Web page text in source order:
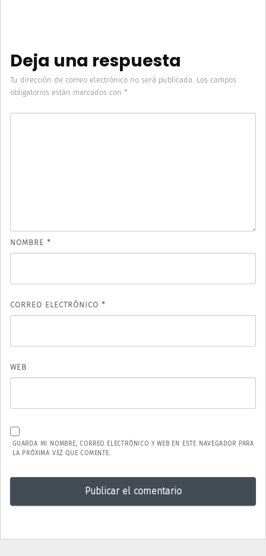
Deja una respuesta
Tu dirección de correo electrónico no será publicada. Los campos
obligatorios están marcados con *
NOMBRE *
CORREO ELECTRÓNICO *
WEB
GUARDA MI NOMBRE, CORREO ELECTRÓNICO Y WEB EN ESTE NAVEGADOR PARA
LA PRÓXIMA VEZ QUE COMENTE.